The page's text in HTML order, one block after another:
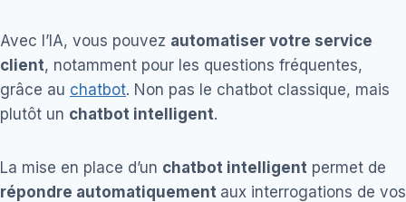
Avec l’IA, vous pouvez automatiser votre service
client, notamment pour les questions fréquentes,
grâce au chatbot. Non pas le chatbot classique, mais
plutôt un chatbot intelligent.
La mise en place d’un chatbot intelligent permet de
répondre automatiquement aux interrogations de vos